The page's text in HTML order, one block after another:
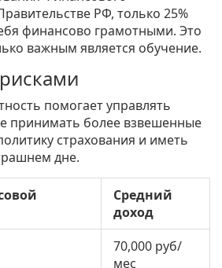
РФ, только 25%
финансово грамотными. Это
важным является обучение.
помогает управлять
принимать более взвешенные
страхования и иметь
дне.
Средний
доход
70,000 руб/
мес